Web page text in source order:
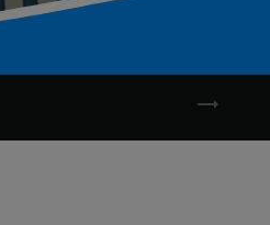
trending_flat